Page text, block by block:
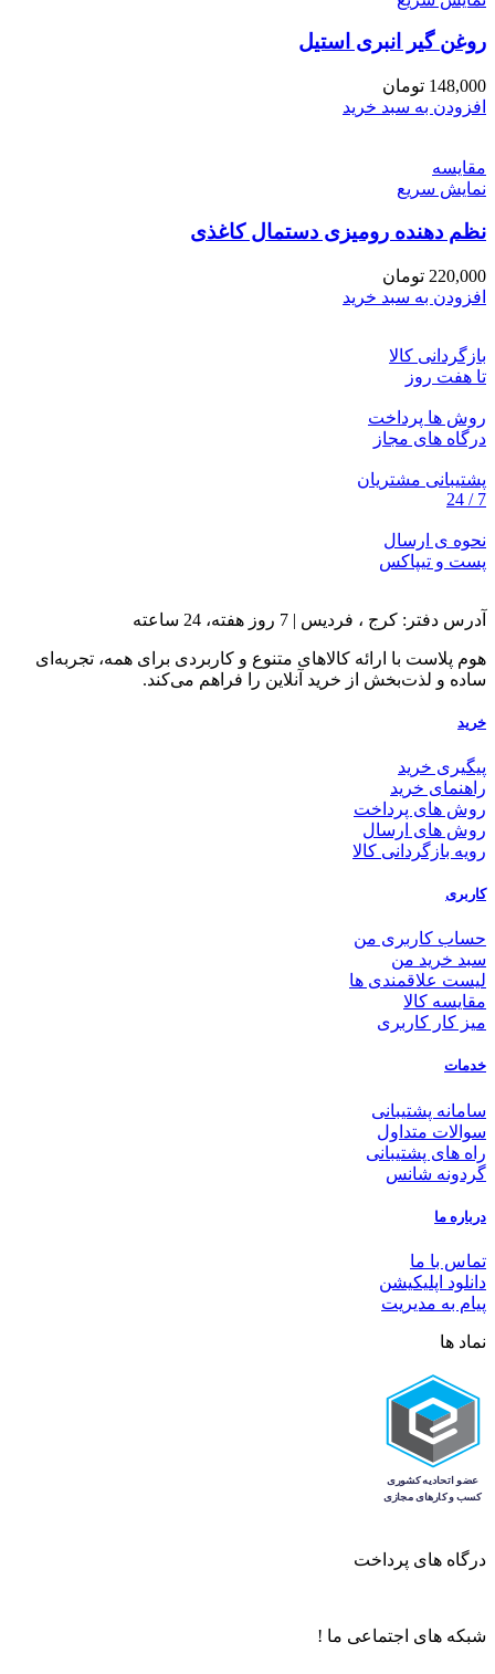
روغن گیر انبری استیل
148,000 تومان
افزودن به سبد خرید
مقايسه
نمایش سریع
نظم دهنده رومیزی دستمال کاغذی
220,000 تومان
افزودن به سبد خرید
بازگردانی کالا
تا هفت روز
روش ها پرداخت
درگاه های مجاز
پشتیبانی مشتریان
7 / 24
نحوه ی ارسال
پست و تیپاکس
آدرس دفتر: کرج ، فردیس | 7 روز هفته، 24 ساعته
هوم پلاست با ارائه کالاهای متنوع و کاربردی برای همه، تجربه‌ای
ساده و لذت‌بخش از خرید آنلاین را فراهم می‌کند.
خرید
پیگیری خرید
راهنمای خرید
روش های پرداخت
روش های ارسال
رویه بازگردانی کالا
کاربری
حساب کاربری من
سبد خرید من
لیست علاقمندی ها
مقایسه کالا
میز کار کاربری
خدمات
سامانه پشتیبانی
سوالات متداول
راه های پشتیبانی
گردونه شانس
درباره ما
تماس با ما
دانلود اپلیکیشن
پیام به مدیریت
نماد ها
درگاه های پرداخت
شبکه های اجتماعی ما !